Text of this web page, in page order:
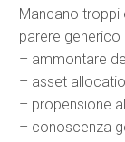
Mancano troppi
parere generico
– ammontare
– asset
– propensione
– conoscenza